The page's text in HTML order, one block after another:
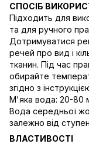
СПОСІБ
Підходить для
та для ручного
Дотримуватися
речей про вид і
тканин. Під час
обирайте
згідно з
М'яка вода: 20-80
Вода середньої
залежно від
ВЛАСТИВОСТІ